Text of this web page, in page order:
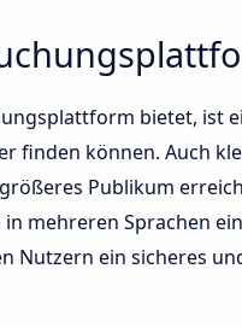
bietet, ist
finden können. Auch
Publikum
mehreren Sprachen
Nutzern ein sicheres